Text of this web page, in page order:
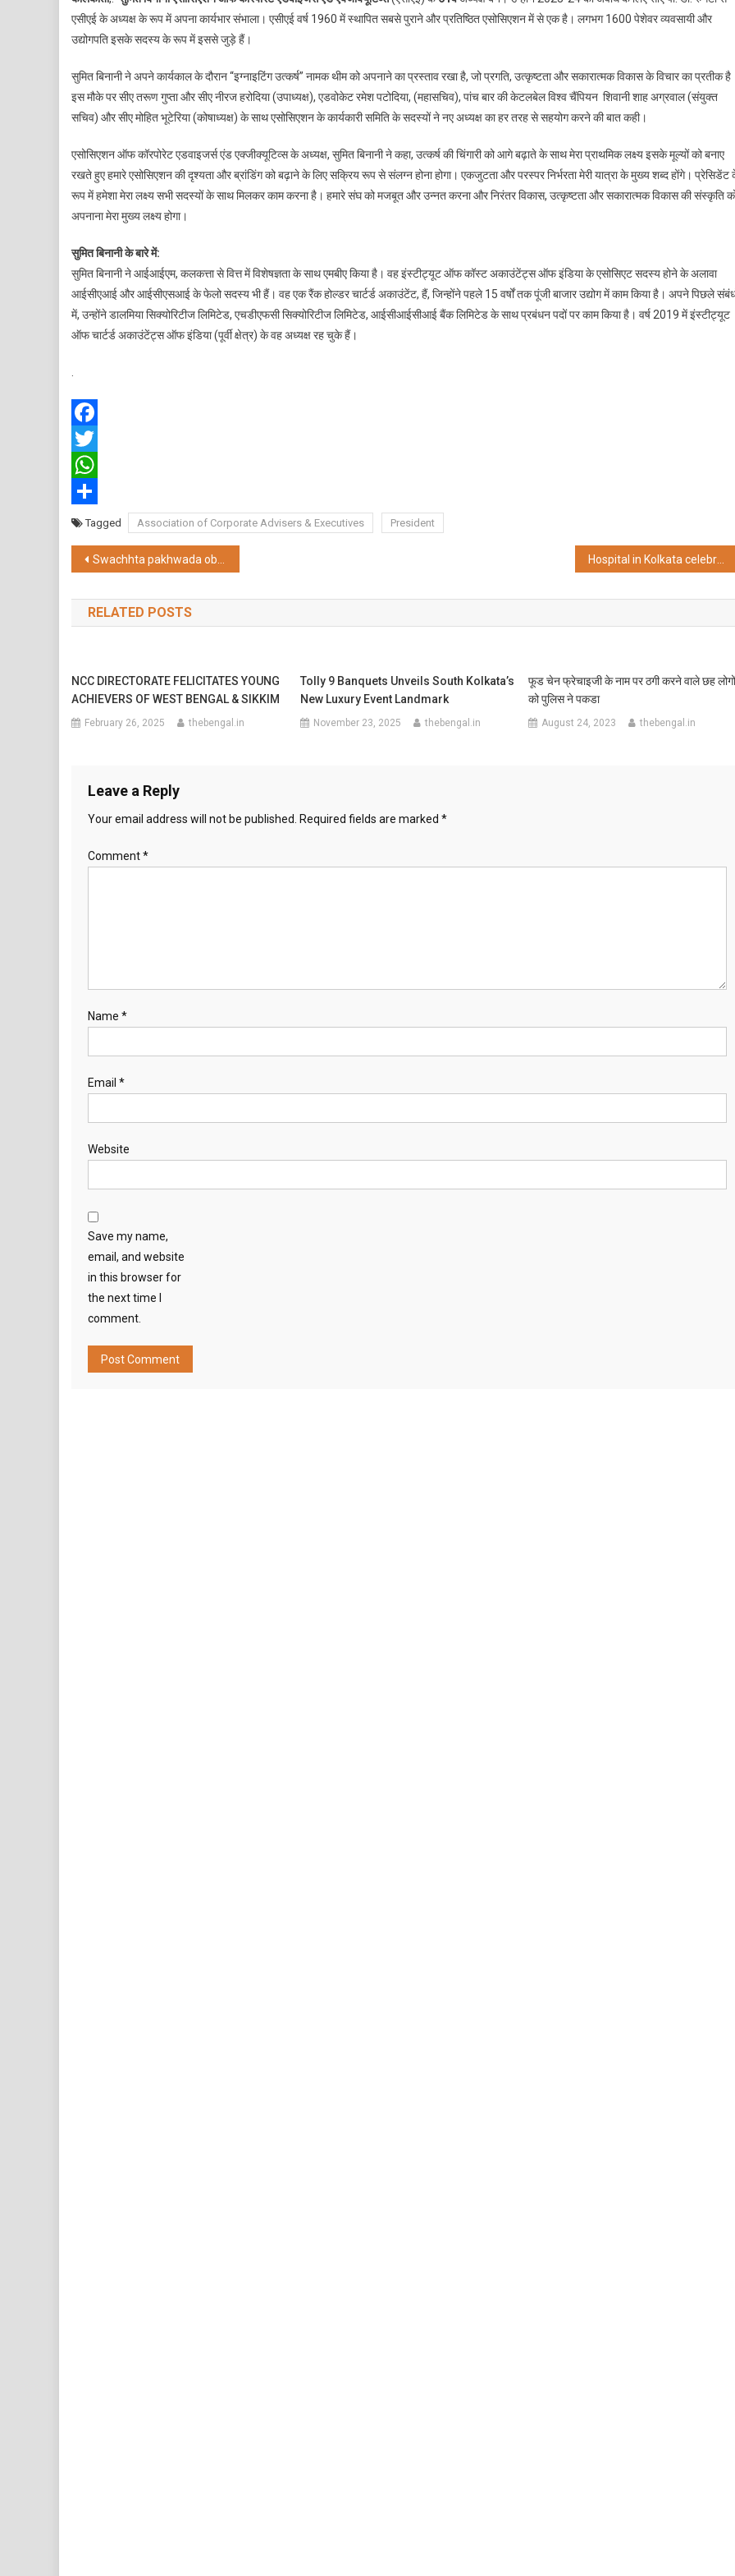
बिनानी
बने
कॉरपोरेट
एडवाइजर्स
एंड
के
61वें
अध्यक्ष
एसीएई के अध्यक्ष के रूप में अपना कार्यभार संभाला। एसीएई वर्ष 1960 में स्थापित सबसे पुराने और प्रतिष्ठित एसोसिएशन में से एक है। लगभग 1600 पेशेवर व्यवसायी और
उद्योगपति इसके सदस्य के रूप में इससे जुड़े हैं।
सुमित बिनानी ने अपने कार्यकाल के दौरान “इग्नाइटिंग उत्कर्ष” नामक थीम को अपनाने का प्रस्ताव रखा है, जो प्रगति, उत्कृष्टता और सकारात्मक विकास के विचार का प्रतीक
इस मौके पर सीए तरूण गुप्ता और सीए नीरज हरोदिया (उपाध्यक्ष), एडवोकेट रमेश पटोदिया, (महासचिव), पांच बार की केटलबेल विश्व चैंपियन शिवानी शाह अग्रवाल (संयुक्त
सचिव) और सीए मोहित भूटेरिया (कोषाध्यक्ष) के साथ एसोसिएशन के कार्यकारी समिति के सदस्यों ने नए अध्यक्ष का हर तरह से सहयोग करने की बात कही।
एसोसिएशन ऑफ कॉरपोरेट एडवाइजर्स एंड एक्जीक्यूटिव्स के अध्यक्ष, सुमित बिनानी ने कहा, उत्कर्ष की चिंगारी को आगे बढ़ाते के साथ मेरा प्राथमिक लक्ष्य इसके मूल्यों को बनाए
रखते हुए हमारे एसोसिएशन की दृश्यता और ब्रांडिंग को बढ़ाने के लिए सक्रिय रूप से संलग्न होना होगा। एकजुटता और परस्पर निर्भरता मेरी यात्रा के मुख्य शब्द होंगे। प्रेसिडेंट
रूप में हमेशा मेरा लक्ष्य सभी सदस्यों के साथ मिलकर काम करना है। हमारे संघ को मजबूत और उन्नत करना और निरंतर विकास, उत्कृष्टता और सकारात्मक विकास की संस्कृति
अपनाना मेरा मुख्य लक्ष्य होगा।
सुमित बिनानी के बारे में:
सुमित बिनानी ने आईआईएम, कलकत्ता से वित्त में विशेषज्ञता के साथ एमबीए किया है। वह इंस्टीट्यूट ऑफ कॉस्ट अकाउंटेंट्स ऑफ इंडिया के एसोसिएट सदस्य होने के अलावा
आईसीएआई और आईसीएसआई के फेलो सदस्य भी हैं। वह एक रैंक होल्डर चार्टर्ड अकाउंटेंट, हैं, जिन्होंने पहले 15 वर्षों तक पूंजी बाजार उद्योग में काम किया है। अपने पिछले
में, उन्होंने डालमिया सिक्योरिटीज लिमिटेड, एचडीएफसी सिक्योरिटीज लिमिटेड, आईसीआईसीआई बैंक लिमिटेड के साथ प्रबंधन पदों पर काम किया है। वर्ष 2019 में इंस्टीट्यूट
ऑफ चार्टर्ड अकाउंटेंट्स ऑफ इंडिया (पूर्वी क्षेत्र) के वह अध्यक्ष रह चुके हैं।
Facebook
Twitter
WhatsApp
ShareTagged Association of Corporate Advisers & Executives President
Post
navigation
Swachhta pakhwada observed all over eastern railway
RELATED POSTS
NCC DIRECTORATE FELICITATES YOUNG
ACHIEVERS OF WEST BENGAL & SIKKIM
February 26, 2025 thebengal.in
Tolly 9 Banquets Unveils South Kolkata’s
New Luxury Event Landmark
November 23, 2025 thebengal.in
फूड चेन फ्रेचाइजी के नाम पर ठगी करने वाले छह
को पुलिस ने पकडा
August 24, 2023 thebengal.in
Leave a Reply
Your email address will not be published. Required fields are marked *
Comment*
Name *
Email *
Website
Save my name,
email, and website
in this browser for
the next time I
comment.